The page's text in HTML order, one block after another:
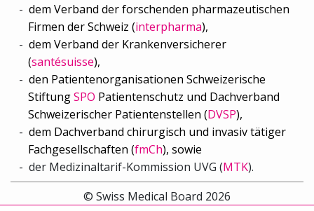
dem Verband der forschenden pharmazeutischen
Firmen der Schweiz (interpharma),
dem Verband der Krankenversicherer
(santésuisse),
den Patientenorganisationen Schweizerische
StiftungSPO Patientenschutz und Dachverband
Schweizerischer Patientenstellen (DVSP),
dem Dachverband chirurgisch und invasiv tätiger
Fachgesellschaften (fmCh), sowie
der Medizinaltarif-Kommission UVG (MTK).
© Swiss Medical Board 2026